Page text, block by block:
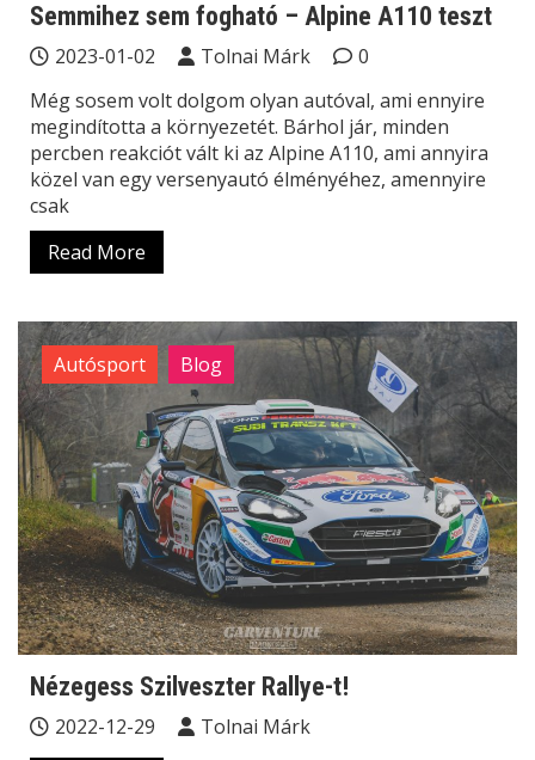
Semmihez sem fogható – Alpine A110 teszt
2023-01-02 Tolnai Márk
0
Még sosem volt dolgom olyan autóval, ami ennyire
megindította a környezetét. Bárhol jár, minden
percben reakciót vált ki az Alpine A110, ami annyira
közel van egy versenyautó élményéhez, amennyire
csak
Read More
Autósport Blog
Nézegess Szilveszter Rallye-t!
2022-12-29 Tolnai Márk